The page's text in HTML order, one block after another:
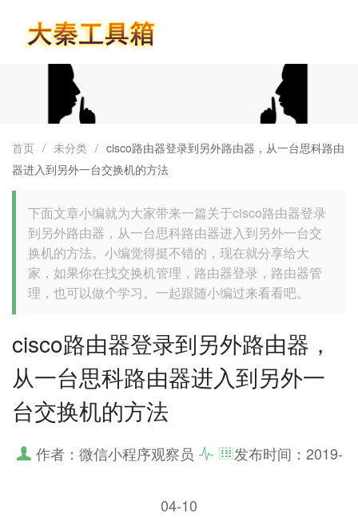
首页 / 未分类 / cisco路由器登录到另外路由器，从一台思科路由
器进入到另外一台交换机的方法
下面文章小编就为大家带来一篇关于cisco路由器登录
到另外路由器，从一台思科路由器进入到另外一台交
换机的方法。小编觉得挺不错的，现在就分享给大
家，如果你在找交换机管理，路由器登录，路由器管
理，也可以做个学习。一起跟随小编过来看看吧。
cisco路由器登录到另外路由器，
从一台思科路由器进入到另外一
台交换机的方法
作者：微信小程序观察员 发布时间： 2019-
04-10